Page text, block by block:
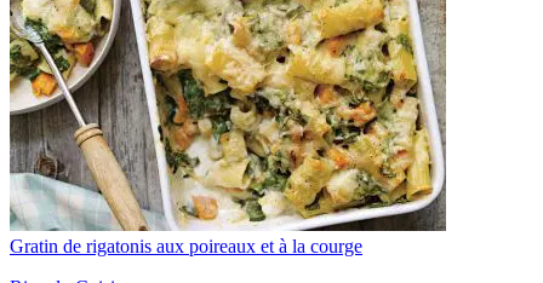
Gratin de rigatonis aux poireaux et à la courge